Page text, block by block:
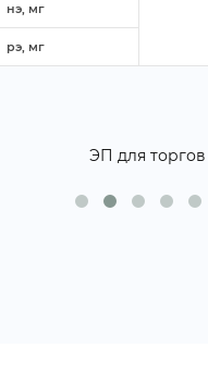
нэ, м
рэ, м